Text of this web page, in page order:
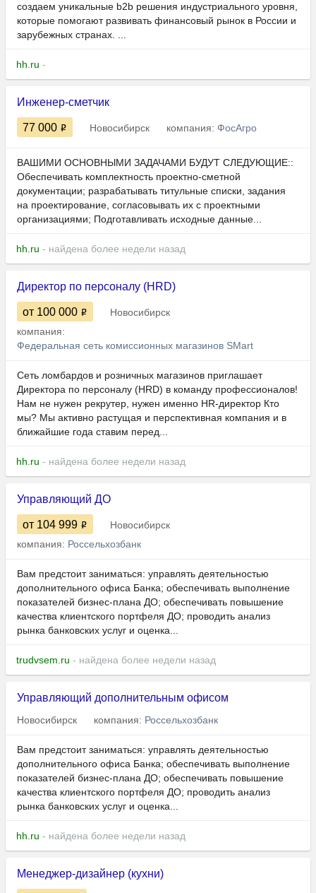
создаем уникальные b2b решения индустриального уровня,
которые помогают развивать финансовый рынок в России и
зарубежных странах. ...
hh.ru -
Инженер-сметчик
77 000 Новосибирск компания: ФосАгро
ВАШИМИ ОСНОВНЫМИ ЗАДАЧАМИ БУДУТ СЛЕДУЮЩИЕ::
Обеспечивать комплектность проектно-сметной
документации; разрабатывать титульные списки, задания
на проектирование, согласовывать их с проектными
организациями; Подготавливать исходные данные...
hh.ru - найдена более недели назад
Директор по персоналу (HRD)
от 100 000
Новосибирск
компания:
Федеральная сеть комиссионных магазинов SMart
Cеть ломбардов и розничных магазинов приглашает
Директора по персоналу (HRD) в команду профессионалов!
Нам не нужен рекрутер, нужен именно HR-директор Кто
мы? Мы активно растущая и перспективная компания и в
ближайшие года ставим перед...
hh.ru - найдена более недели назад
Управляющий ДО
от 104 999
Новосибирск
компания: Россельхозбанк
Вам предстоит заниматься: управлять деятельностью
дополнительного офиса Банка; обеспечивать выполнение
показателей бизнес-плана ДО; обеспечивать повышение
качества клиентского портфеля ДО; проводить анализ
рынка банковских услуг и оценка...
trudvsem.ru - найдена более недели назад
Управляющий дополнительным офисом
Новосибирск компания: Россельхозбанк
Вам предстоит заниматься: управлять деятельностью
дополнительного офиса Банка; обеспечивать выполнение
показателей бизнес-плана ДО; обеспечивать повышение
качества клиентского портфеля ДО; проводить анализ
рынка банковских услуг и оценка...
hh.ru - найдена более недели назад
Менеджер-дизайнер (кухни)